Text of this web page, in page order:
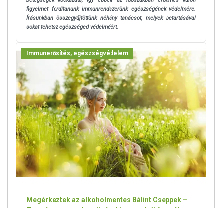
készítményeknek betegséget megelőző vagy gyógyító
hatást tulajdonítani.
figyelmet fordítanunk immunrendszerünk egészségének védelmére.
Írásunkban összegyűjtöttünk néhány tanácsot, melyek betartásával
sokat tehetsz egészséged védelméért.
Immunerősítés, egészségvédelem
Megérkeztek az alkoholmentes Bálint Cseppek –